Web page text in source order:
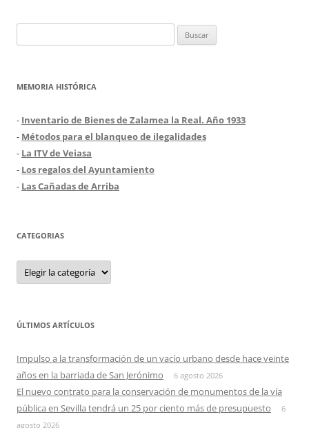
MEMORIA HISTÓRICA
- Inventario de Bienes de Zalamea la Real. Año 1933
- Métodos para el blanqueo de ilegalidades
- La ITV de Veiasa
- Los regalos del Ayuntamiento
- Las Cañadas de Arriba
CATEGORIAS
Categorias
ÚLTIMOS ARTÍCULOS
Impulso a la transformación de un vacío urbano desde hace veinte
años en la barriada de San Jerónimo
6 agosto 2026
El nuevo contrato para la conservación de monumentos de la vía
pública en Sevilla tendrá un 25 por ciento más de presupuesto
6
agosto 2026